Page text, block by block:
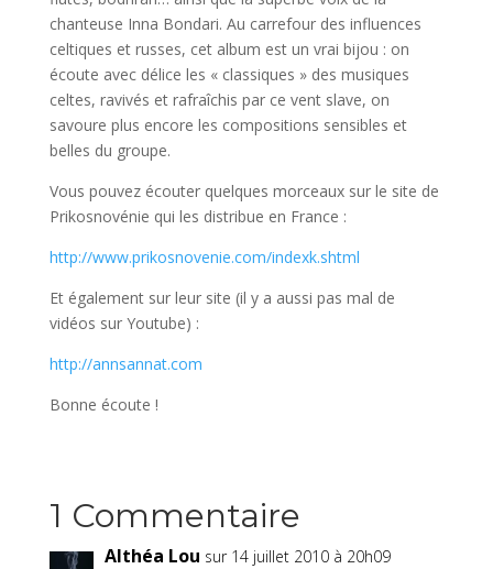
chanteuse Inna Bondari. Au carrefour des influences
celtiques et russes, cet album est un vrai bijou : on
écoute avec délice les « classiques » des musiques
celtes, ravivés et rafraîchis par ce vent slave, on
savoure plus encore les compositions sensibles et
belles du groupe.
Vous pouvez écouter quelques morceaux sur le site de
Prikosnovénie qui les distribue en France :
http://www.prikosnovenie.com/indexk.shtml
Et également sur leur site (il y a aussi pas mal de
vidéos sur Youtube) :
http://annsannat.com
Bonne écoute !
1 Commentaire
Althéa Lou sur 14 juillet 2010 à 20h09